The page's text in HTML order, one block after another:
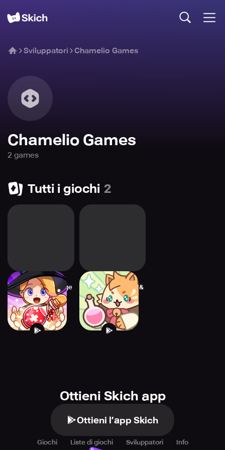
Sviluppatori Chamelio Games
Chamelio Games
2 games
Tutti i giochi 2
Magic Craft - Merge
Tycoon
Alcatmist : Merge &
Story
Ottieni Skich app
Ottieni l’app Skich
Giochi Liste di giochi Sviluppatori Info